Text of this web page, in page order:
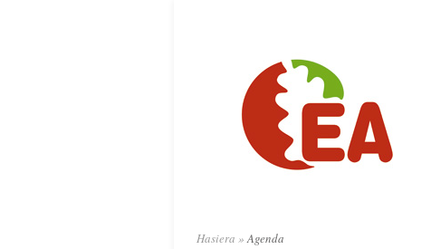
Hasiera »Agenda